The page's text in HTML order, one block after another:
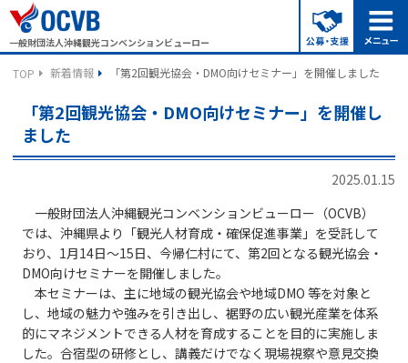
一般財団法人沖縄観光コンベンションビューロー
TOP 新着情報 「第2回観光協会・DMO向けセミナー」を開催しました
「第2回観光協会・DMO向けセミナー」を開催し
ました
2025.01.15
一般財団法人沖縄観光コンベンションビューロー（OCVB）
では、沖縄県より「観光人材育成・確保促進事業」を受託して
おり、1月14日～15日、今帰仁村にて、第2回となる観光協会・
DMO向けセミナーを開催しました。
本セミナーは、主に地域の観光協会や地域DMO 等を対象と
し、地域の魅力や強みを引き出し、裾野の広い観光産業を体系
的にマネジメントできる人材を育成することを目的に実施しま
した。合宿型の研修とし、講義だけでなく現場視察や意見交換